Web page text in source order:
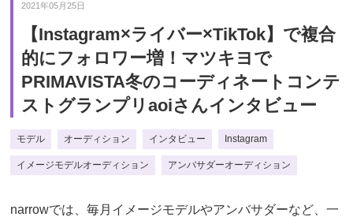
2021年05月25日
【Instagram×ライバー×TikTok】で複合
的にフォロワー増！マツキヨで
PRIMAVISTA冬のコーディネートコンテ
ストグランプリaoiさんインタビュー
モデル オーディション インタビュー Instagram
イメージモデルオーディション アンバサダーオーディション
narrowでは、毎月イメージモデルやアンバサダーなど、一